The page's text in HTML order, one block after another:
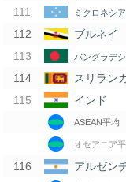
ミクロネシ
ブルネイ
バングラデシ
スリラン
インド
ASEAN平均
オセアニア
アルゼン